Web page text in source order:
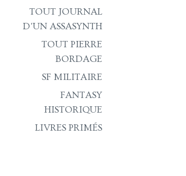
TOUT JOURNAL
D'UN ASSASYNTH
TOUT PIERRE
BORDAGE
SF MILITAIRE
FANTASY
HISTORIQUE
LIVRES PRIMÉS